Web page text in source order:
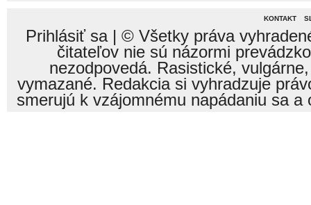
KONTAKT
Prihlásiť sa| © Všetky práva
čitateľov nie sú názormi
nezodpovedá. Rasistické,
vymazané. Redakcia si vyhradzuje
smerujú k vzájomnému napádaniu sa